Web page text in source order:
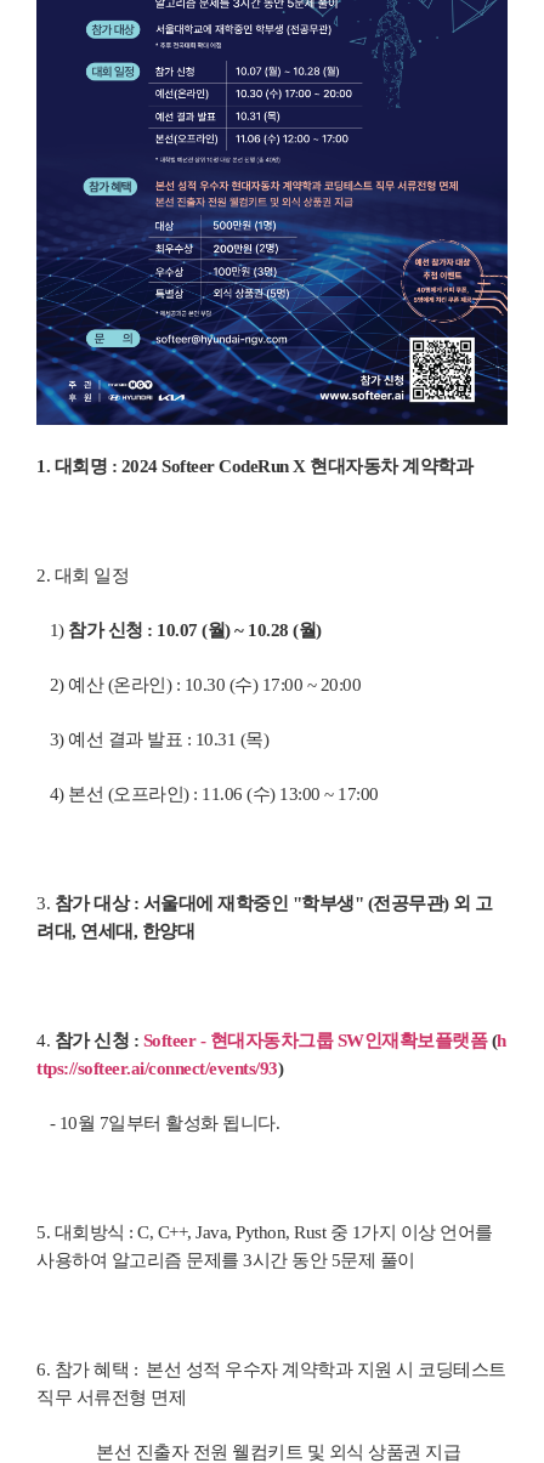
1. 대회명 : 2024 Softeer CodeRun X 현대자동차 계약학과
2. 대회 일정
1) 참가 신청 : 10.07 (월) ~ 10.28 (월)
2) 예산(온라인 ) : 10.30 (수) 17:00 ~ 20:00
3) 예선 결과 발표 : 10.31 (목)
4) 본선 (오프라인 ) : 11.06 (수) 13:00 ~ 17:00
3. 참가 대상: 서울대에 재학중인 "학부생" (전공무관) 외 고
려대, 연세대, 한양대
4. 참가 신청 : Softeer - 현대자동차그룹 SW인재확보플랫폼(h
ttps://softeer.ai/connect/events/93)
- 10월 7일부터 활성화 됩니다.
5. 대회방식 : C, C++, Java, Python, Rust 중 1가지 이상 언어를
사용하여 알고리즘 문제를 3시간 동안5문제 풀이
6. 참가 혜택 : 본선 성적 우수자 계약학과 지원 시 코딩테스트
직무 서류전형 면제
본선 진출자 전원 웰컴키트 및 외식 상품권 지급